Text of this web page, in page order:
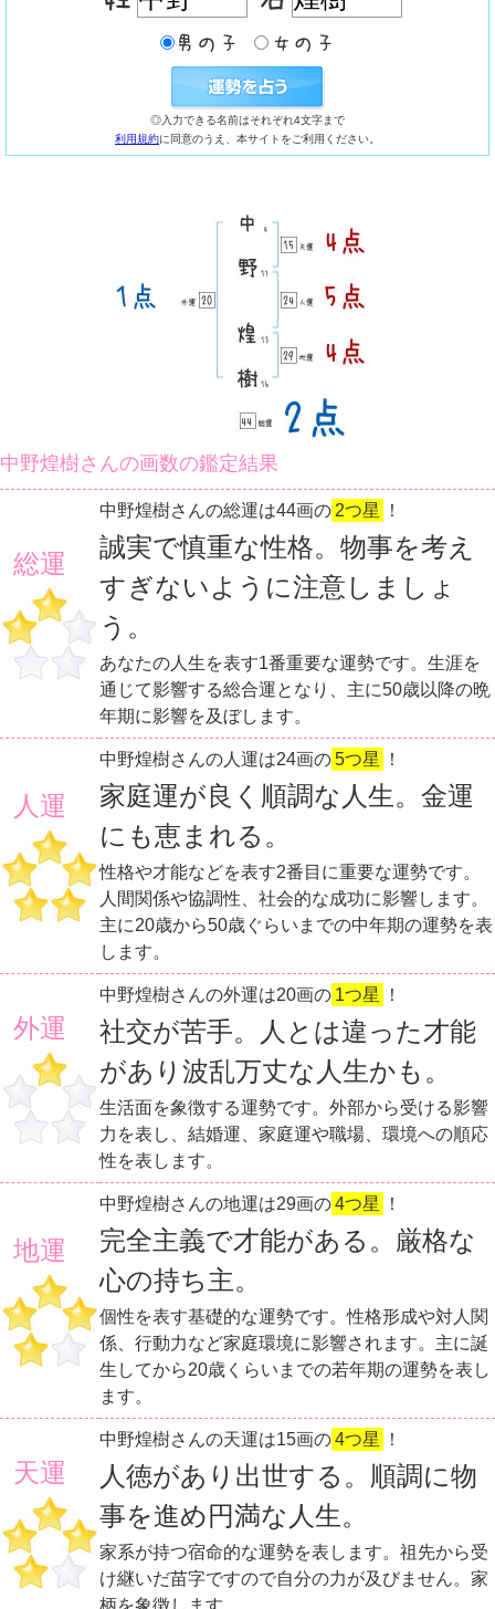
◎入力できる名前はそれぞれ4文字まで
利用規約に同意のうえ、本サイトをご利用ください。
中野煌樹さんの画数の鑑定結果
総運
中野煌樹さんの総運は44画の 2つ星 ！
誠実で慎重な性格。物事を考え
すぎないように注意しましょ
う。
あなたの人生を表す1番重要な運勢です。生涯を
通じて影響する総合運となり、主に50歳以降の晩
年期に影響を及ぼします。
人運
中野煌樹さんの人運は24画の5つ星 ！
家庭運が良く順調な人生。金運
にも恵まれる。
性格や才能などを表す2番目に重要な運勢です。
人間関係や協調性、社会的な成功に影響します。
主に20歳から50歳ぐらいまでの中年期の運勢を表
します。
外運
中野煌樹さんの外運は20画の 1つ星 ！
社交が苦手。人とは違った才能
があり波乱万丈な人生かも。
生活面を象徴する運勢です。外部から受ける影響
力を表し、結婚運、家庭運や職場、環境への順応
性を表します。
地運
中野煌樹さんの地運は29画の4つ星 ！
完全主義で才能がある。厳格な
心の持ち主。
個性を表す基礎的な運勢です。性格形成や対人関
係、行動力など家庭環境に影響されます。主に誕
生してから20歳くらいまでの若年期の運勢を表し
ます。
天運
中野煌樹さんの天運は15画の4つ星 ！
人徳があり出世する。順調に物
事を進め円満な人生。
家系が持つ宿命的な運勢を表します。祖先から受
け継いだ苗字ですので自分の力が及びません。家
柄を象徴します。